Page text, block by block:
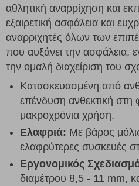
αθλητική αναρρίχηση και
εξαιρετική ασφάλεια και
αναρριχητές όλων των
που αυξάνει την ασφάλεια,
την ομαλή διαχείριση του
Κατασκευασμένη από
επένδυση ανθεκτική στη
μακροχρόνια χρήση.
Ελαφριά: Με βάρος
ελαφρύτερες συσκευές
Εργονομικός
διαμέτρου 8,5 - 11 mm,